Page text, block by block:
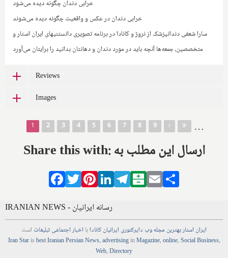
خرابی دندان چگونه دیده می‌شود
خرابی دندان در عکس و واقعیت چگونه دیده می‌شوند
سارا شعفی دندانپزشک از نروژ و کانادا در برنامه تصویری دانستنیهای ایران استار و
متخصصین، جمعه‌ها آنچه باید در مورد دندان و دهانتان بدانید را برایتان می‌آورد
Reviews
Images
Pages
1 2 3 4 5 6 7 8 9 …
Share this with: ارسال این مطلب به
Facebook
TwitterPinterestLinkedIn
Telegram
Balatarin
Email
IRANIAN NEWS - رسانه ایرانیان
ایران استاربهترین مجلهوب دایرکتوری ایرانیان کانادابا اخباراجتماعیتبلیغات است
Iran Starisbest Iranian PersianNews,advertisinginMagazine,online,Social Business,
Web,Directory